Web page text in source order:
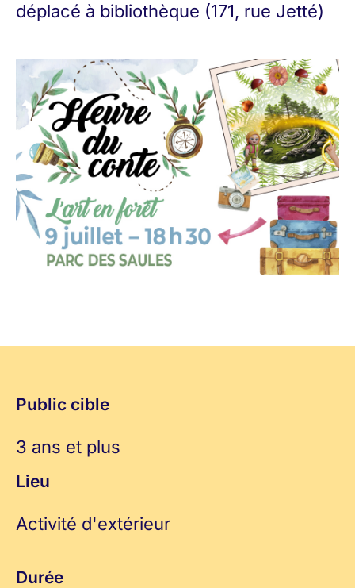
déplacé à bibliothèque (171, rue Jetté)
Public cible
3 ans et plus
Lieu
Activité d'extérieur
Durée